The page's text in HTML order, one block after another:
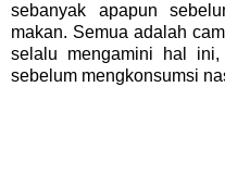
sebanyak apapun
makan. Semua adalah
selalu mengamini hal
sebelum mengkonsumsi